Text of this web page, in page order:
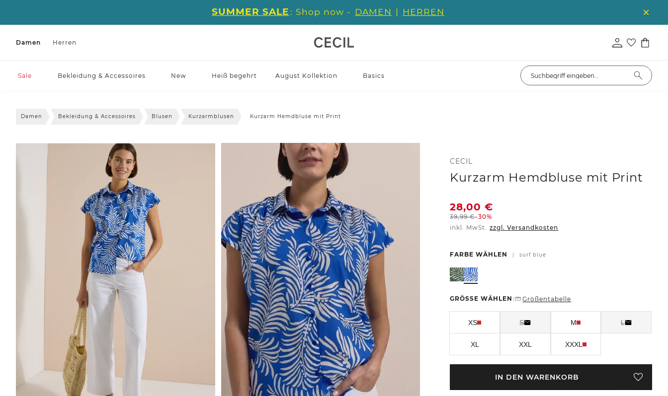
SUMMER SALE : Shop now - DAMEN | HERREN
Damen Herren
Sale Bekleidung & Accessoires New Heiß begehrt August Kollektion Basics
Damen Bekleidung & Accessoires Blusen Kurzarmblusen Kurzarm Hemdbluse mit Print
CECIL
Kurzarm Hemdbluse mit Print
28,00€
39,99€-30%
inkl. MwSt. zzgl. Versandkosten
FARBE WÄHLEN | surf blue
GRÖSSE WÄHLEN | Größentabelle
XS S M L
XL XXL XXXL
IN DEN WARENKORB